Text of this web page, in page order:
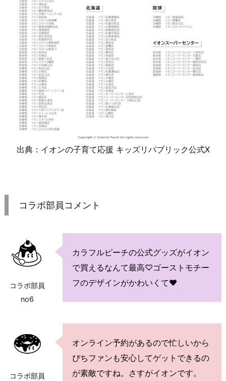
出典：イオンの子育て応援 キッズリパブリック公式X
コラボ部員コメント
コラボ部員
no6
カラフルピーチの公式グッズがイオン
で買えるなんて最高♡ゴーストモチー
フのデザインがかわいくて♥
コラボ部員
オンライン予約があるので忙しいから
ぴちファンも安心してゲットできるの
が素敵ですね。さすがイオンです。